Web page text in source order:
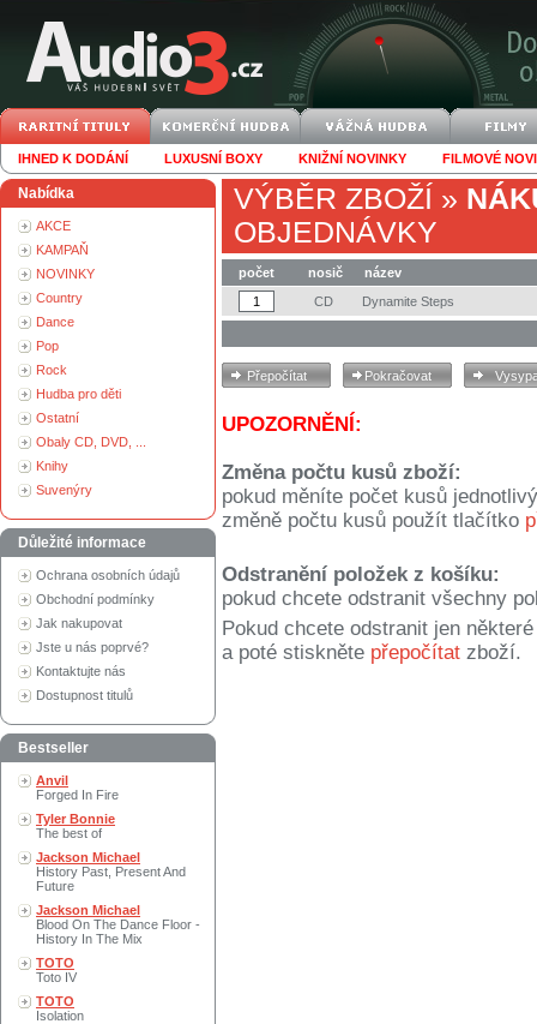
IHNED K DODÁNÍ LUXUSNÍ BOXY KNIŽNÍ NOVINKY FILMOVÉ
Nabídka
AKCE
KAMPAŇ
NOVINKY
Country
Dance
Pop
Rock
Hudba pro děti
Ostatní
Obaly CD, DVD, ...
Knihy
Suvenýry
Důležité informace
Ochrana osobních údajů
Obchodní podmínky
Jak nakupovat
Jste u nás poprvé?
Kontaktujte nás
Dostupnost titulů
Bestseller
Anvil
Forged In Fire
Tyler Bonnie
The best of
Jackson Michael
History Past, Present And
Future
Jackson Michael
Blood On The Dance Floor -
History In The Mix
TOTO
Toto IV
TOTO
Isolation
VÝBĚR ZBOŽÍ »
OBJEDNÁVKY
počet nosič
název
CD
Dynamite Steps
UPOZORNĚNÍ:
Změna počtu kusů zboží:
pokud měníte počet kusů
změně počtu kusů použít tlačítko
Odstranění položek z košíku:
pokud chcete odstranit všechny
Pokud chcete odstranit jen
a poté stiskněte přepočítat zboží.